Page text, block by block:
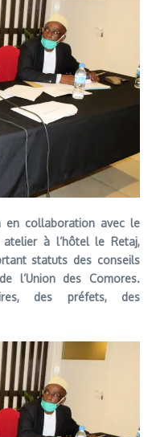
en collaboration avec le
à l’hôtel le Retaj,
statuts des conseils
l’Union des Comores.
des préfets, des